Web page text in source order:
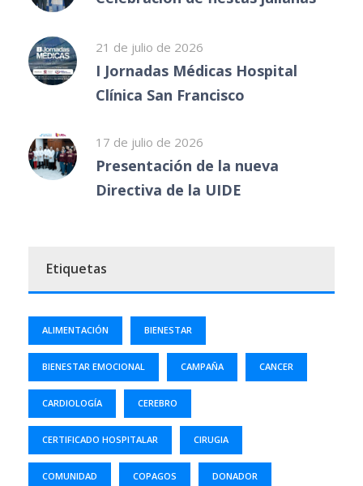
21 de julio de 2026
I Jornadas Médicas Hospital
Clínica San Francisco
17 de julio de 2026
Presentación de la nueva
Directiva de la UIDE
Etiquetas
ALIMENTACIÓN BIENESTAR
BIENESTAR EMOCIONAL CAMPAÑA CANCER
CARDIOLOGÍA CEREBRO
CERTIFICADO HOSPITALAR CIRUGIA
COMUNIDAD COPAGOS DONADOR